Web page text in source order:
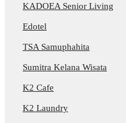
KADOEA Senior Living
Edotel
TSA Samuphahita
Sumitra Kelana Wisata
K2 Cafe
K2 Laundry